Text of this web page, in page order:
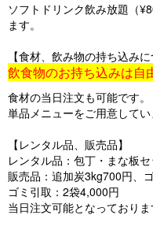
ソフトドリンク飲み放題（
ます。
【食材、飲み物の持ち込みに
飲食物のお持ち込みは自
食材の当日注文も可能です。
単品メニューをご用意してい
【レンタル品、販売品】
レンタル品：包丁・まな板
販売品：追加炭3kg700円、
ゴミ引取：2袋4,000円
当日注文可能となっておりま